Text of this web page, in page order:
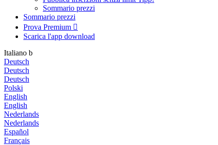
Sommario prezzi
Sommario prezzi
Prova Premium 
Scarica l'app download
Italiano b
Deutsch
Deutsch
Deutsch
Polski
English
English
Nederlands
Nederlands
Español
Français